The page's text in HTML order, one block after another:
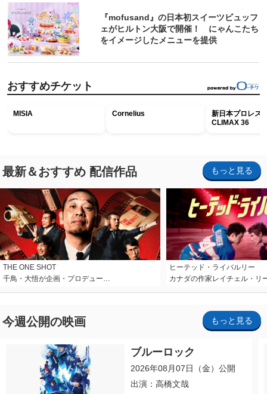
『mofusand』の日本初スイーツビュッフ
ェがヒルトン大阪で開催！ にゃんこたち
をイメージしたメニューを提供
おすすめチケット
MISIA Cornelius
新日本プロレス
CLIMAX 36
最新＆おすすめ 配信作品 もっと見る
THE ONE SHOT
千鳥・大悟が企画・プロデュー…
ヒーテッド・ライバルリー
カナダの作家レイチェル・リ
今週公開の映画 もっと見る
ブルーロック
2026年08月07日（金）公開
出演：高橋文哉